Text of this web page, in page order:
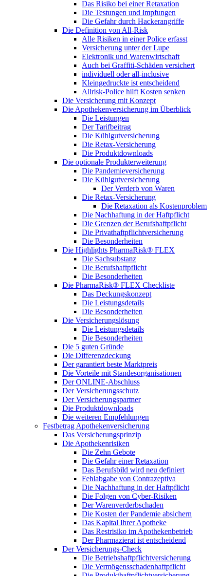
Das Risiko bei einer Retaxation
Die Testungen und Impfungen
Die Gefahr durch Hackerangriffe
Die Definition von All-Risk
Alle Risiken in einer Police erfasst
Versicherung unter der Lupe
Elektronik und Warenwirtschaft
Auch bei Graffiti-Schäden versichert
individuell oder all-inclusive
Kleingedruckte ist entscheidend
Allrisk-Police hilft Kosten senken
Die Versicherung mit Konzept
Die Apothekenversicherung im Überblick
Die Leistungen
Der Tarifbeitrag
Die Kühlgutversicherung
Die Retax-Versicherung
Die Produktdownloads
Die optionale Produkterweiterung
Die Pandemieversicherung
Die Kühlgutversicherung
Der Verderb von Waren
Die Retax-Versicherung
Die Retaxation als Kostenproblem
Die Nachhaftung in der Haftpflicht
Die Grenzen der Berufshaftpflicht
Die Privathaftpflichtversicherung
Die Besonderheiten
Die Highlights PharmaRisk® FLEX
Die Sachsubstanz
Die Berufshaftpflicht
Die Besonderheiten
Die PharmaRisk® FLEX Checkliste
Das Deckungskonzept
Die Leistungsdetails
Die Besonderheiten
Die Versicherungslösung
Die Leistungsdetails
Die Besonderheiten
Die 5 guten Gründe
Die Differenzdeckung
Der garantiert beste Marktpreis
Die Vorteile mit Standesorganisationen
Der ONLINE-Abschluss
Der Versicherungsschutz
Der Versicherungspartner
Die Produktdownloads
Die weiteren Empfehlungen
Festbetrag Apothekenversicherung
Das Versicherungsprinzip
Die Apothekenrisiken
Die Zehn Gebote
Die Gefahr einer Retaxation
Das Berufsbild wird neu definiert
Fehlabgabe von Contrazeptiva
Die Nachhaftung in der Haftpflicht
Die Folgen von Cyber-Risiken
Der Warenverderbschaden
Die Kosten der Pandemie absichern
Das Kapital Ihrer Apotheke
Das Restrisiko im Apothekenbetrieb
Der Pharmazierat ist entscheidend
Der Versicherungs-Check
Die Betriebshaftpflichtversicherung
Die Vermögensschadenhaftpflicht